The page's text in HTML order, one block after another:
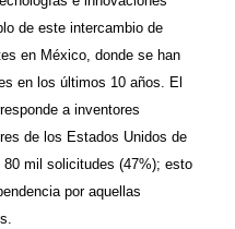
de este intercambio de
en México, donde se han
en los últimos 10 años. El
a inventores
de los Estados Unidos de
80 mil solicitudes (47%); esto
por aquellas